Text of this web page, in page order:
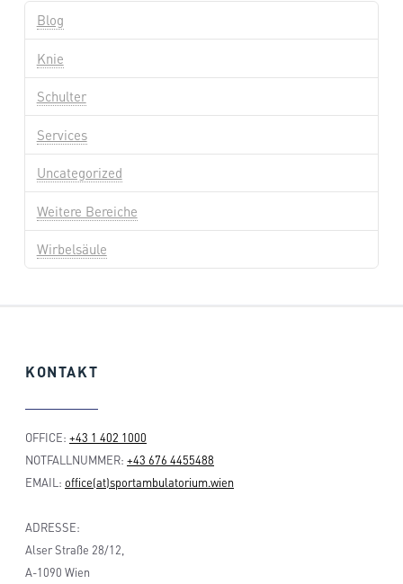
Blog
Knie
Schulter
Services
Uncategorized
Weitere Bereiche
Wirbelsäule
KONTAKT
OFFICE: +43 1 402 1000
NOTFALLNUMMER: +43 676 4455488
EMAIL: office(at)sportambulatorium.wien
ADRESSE:
Alser Straße 28/12,
A-1090 Wien